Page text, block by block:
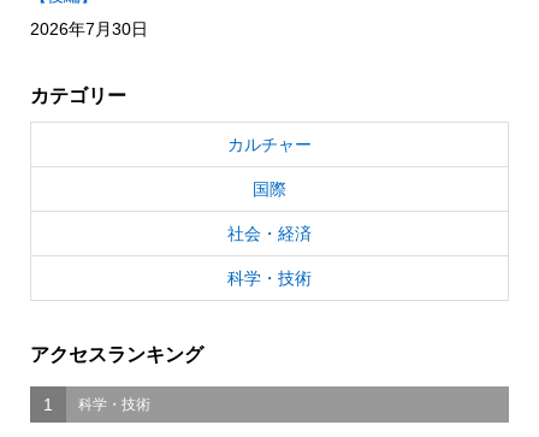
2026年7月30日
カテゴリー
カルチャー
国際
社会・経済
科学・技術
アクセスランキング
1 科学・技術